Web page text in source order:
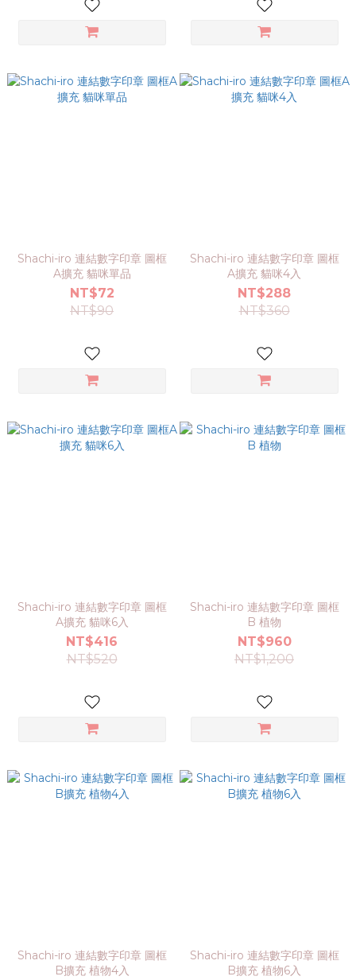
Shachi-iro 連結數字印章 圖框
A擴充 貓咪單品
NT$72
NT$90
Shachi-iro 連結數字印章 圖框
A擴充 貓咪4入
NT$288
NT$360
Shachi-iro 連結數字印章 圖框
A擴充 貓咪6入
NT$416
NT$520
Shachi-iro 連結數字印章 圖框
B 植物
NT$960
NT$1,200
Shachi-iro 連結數字印章 圖框
B擴充 植物4入
Shachi-iro 連結數字印章 圖框
B擴充 植物6入